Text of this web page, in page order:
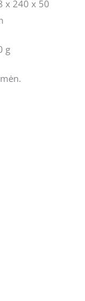
x 240 x 50
g